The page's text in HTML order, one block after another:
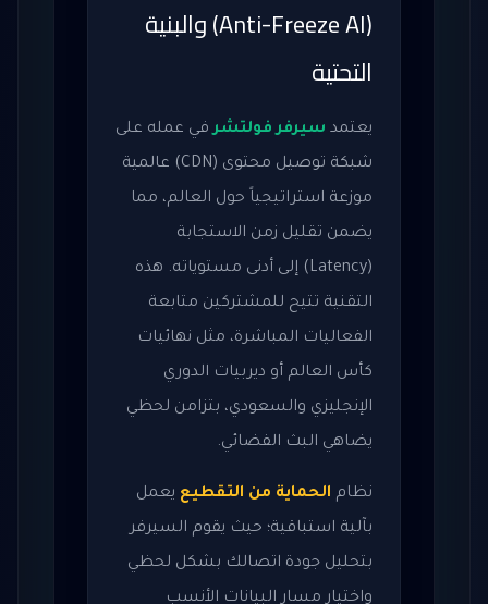
(Anti-Freeze AI) والبنية
التحتية
يعتمد سيرفر فولتشرفي عمله على
شبكة توصيل محتوى (CDN) عالمية
موزعة استراتيجياً حول العالم، مما
يضمن تقليل زمن الاستجابة
(Latency) إلى أدنى مستوياته. هذه
التقنية تتيح للمشتركين متابعة
الفعاليات المباشرة، مثل نهائيات
كأس العالم أو ديربيات الدوري
الإنجليزي والسعودي، بتزامن لحظي
يضاهي البث الفضائي.
نظام الحماية من التقطيع يعمل
بآلية استباقية؛ حيث يقوم السيرفر
بتحليل جودة اتصالك بشكل لحظي
واختيار مسار البيانات الأنسب